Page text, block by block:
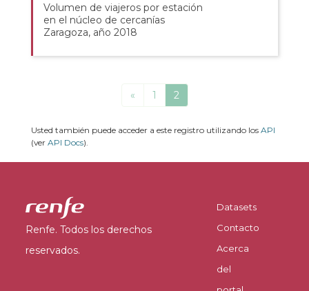
Volumen de viajeros por estación
en el núcleo de cercanías
Zaragoza, año 2018
« 1 2
Usted también puede acceder a este registro utilizando los API
(ver API Docs).
Renfe. Todos los derechos
reservados.
Datasets
Contacto
Acerca
del